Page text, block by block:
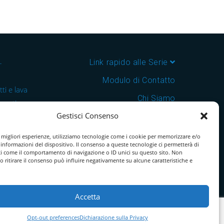
Gestisci Consenso
esperienze, utilizziamo tecnologie come i cookie per memorizzare e/o
informazioni del dispositivo. Il consenso a queste tecnologie ci permetterà di
come il comportamento di navigazione o ID unici su questo sito. Non
ritirare il consenso può influire negativamente su alcune caratteristiche e
Accetta
Opt-out preferencesDichiarazione sulla Privacy
e lava
e
in
Link rapido alle Serie
Modulo di Contatto
Chi Siamo
Download Catalogo PDF
Cookie Policy